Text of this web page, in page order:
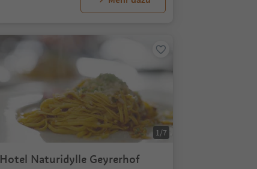
1/7
Hotel Naturidylle Geyrerhof